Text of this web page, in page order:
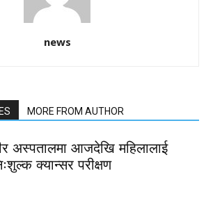
news
MORE FROM AUTHOR
अस्पतालमा आजदेखि महिलालाई
क्यान्सर परीक्षण